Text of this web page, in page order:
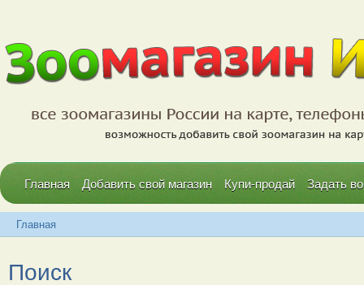
Главная Добавить свой магазин Купи-продай Задать
Главная
Поиск